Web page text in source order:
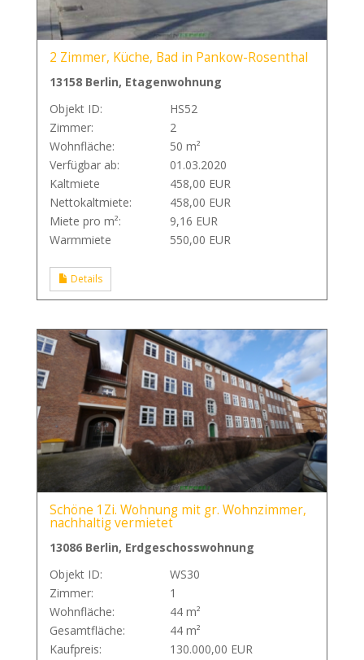
2 Zimmer, Küche, Bad in Pankow-Rosenthal
13158 Berlin, Etagenwohnung
Objekt ID:
HS52
Zimmer:
2
Wohnfläche:
50 m²
Verfügbar ab:
01.03.2020
Kaltmiete
458,00 EUR
Nettokaltmiete:
458,00 EUR
Miete pro m²:
9,16 EUR
Warmmiete
550,00 EUR
Details
Schöne 1Zi. Wohnung mit gr. Wohnzimmer,
nachhaltig vermietet
13086 Berlin, Erdgeschosswohnung
Objekt ID:
WS30
Zimmer:
1
Wohnfläche:
44 m²
Gesamtfläche:
44 m²
Kaufpreis:
130.000,00 EUR